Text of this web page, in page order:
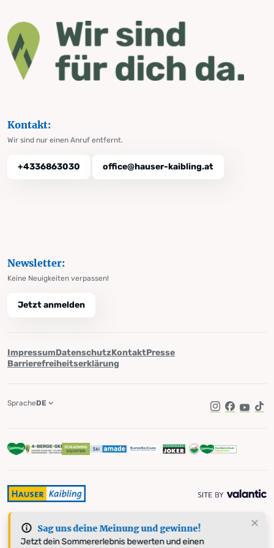
Sag uns deine Meinung und gewinne!
Jetzt dein Sommererlebnis bewerten und einen
Kontakt:
Wir sind nur einen Anruf entfernt.
+4336863030 office@hauser-kaibling.at
Newsletter:
Keine Neuigkeiten verpassen!
Jetzt anmelden
ImpressumDatenschutzKontaktPresse
Barrierefreiheitserklärung
Instagram
Facebook
SpracheDE